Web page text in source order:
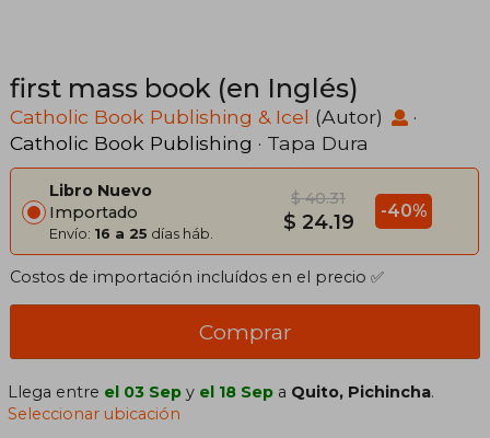
first mass book (en Inglés)
Catholic Book Publishing & Icel (Autor)
·
Catholic Book Publishing · Tapa Dura
Libro Nuevo
Importado
Envío: 16 a 25 días háb.
$ 40.31
$ 24.19 -40%
Costos de importación incluídos en el precio ✅
Comprar
Llega entre el 03 Sep y el 18 Sep a Quito, Pichincha.
Seleccionar ubicación